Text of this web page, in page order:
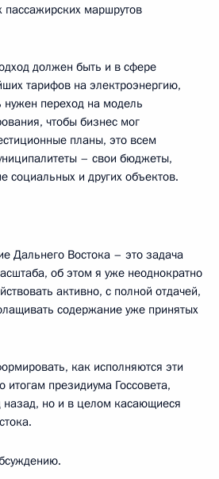
пассажирских маршрутов
должен быть и в сфере
тарифов на электроэнергию,
нужен переход на модель
чтобы бизнес мог
планы, это всем
– свои бюджеты,
социальных и других объектов.
Дальнего Востока – это задача
об этом я уже неоднократно
активно, с полной отдачей,
содержание уже принятых
как исполняются эти
итогам президиума Госсовета,
назад, но и в целом касающиеся